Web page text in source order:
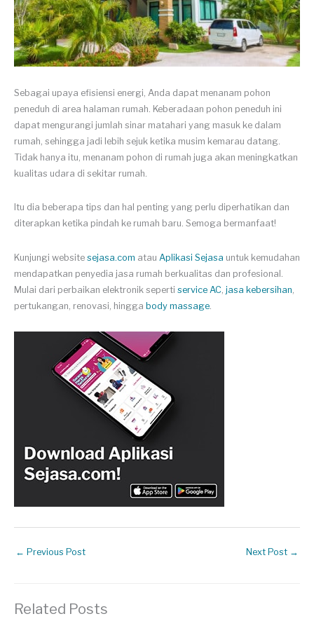
Sebagai upaya efisiensi energi, Anda dapat menanam pohon
peneduh di area halaman rumah. Keberadaan pohon peneduh ini
dapat mengurangi jumlah sinar matahari yang masuk ke dalam
rumah, sehingga jadi lebih sejuk ketika musim kemarau datang.
Tidak hanya itu, menanam pohon di rumah juga akan meningkatkan
kualitas udara di sekitar rumah.
Itu dia beberapa tips dan hal penting yang perlu diperhatikan dan
diterapkan ketika pindah ke rumah baru. Semoga bermanfaat!
Kunjungi website sejasa.com atau Aplikasi Sejasa untuk kemudahan
mendapatkan penyedia jasa rumah berkualitas dan profesional.
Mulai dari perbaikan elektronik seperti service AC jasa kebersihan
pertukangan, renovasi, hingga body massage
← Previous Post Next Post →
Related Posts